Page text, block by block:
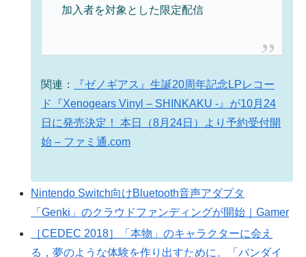
加入者を対象とした限定配信
関連：
『ゼノギアス』生誕20周年記念LPレコー
ド『Xenogears Vinyl – SHINKAKU -』が10月24
日に発売決定！ 本日（8月24日）より予約受付開
始 – ファミ通.com
Nintendo Switch向けBluetooth音声アダプタ
「Genki」のクラウドファンディングが開始｜Gamer
［CEDEC 2018］「本物」のキャラクターに会え
る，夢のような体験を作り出すために。「バンダイ